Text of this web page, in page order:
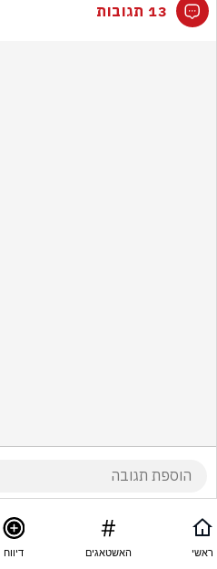
13 תגובות
ראשי האשטאגים דיווח